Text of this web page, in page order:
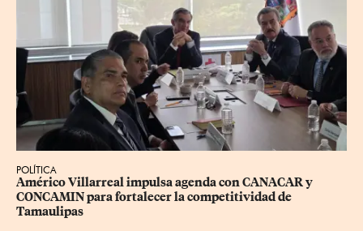
POLÍTICA
Américo Villarreal impulsa agenda con CANACAR y
CONCAMIN para fortalecer la competitividad de
Tamaulipas